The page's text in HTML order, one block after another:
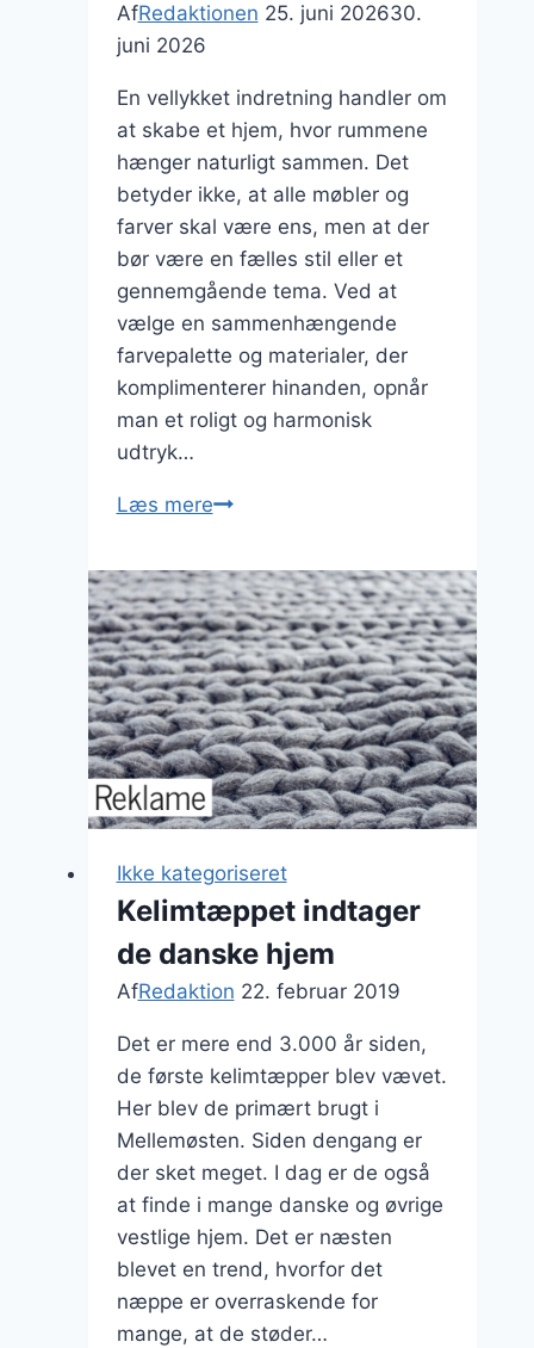
AfRedaktionen 25. juni 202630.
juni 2026
En vellykket indretning handler om
at skabe et hjem, hvor rummene
hænger naturligt sammen. Det
betyder ikke, at alle møbler og
farver skal være ens, men at der
bør være en fælles stil eller et
gennemgående tema. Ved at
vælge en sammenhængende
farvepalette og materialer, der
komplimenterer hinanden, opnår
man et roligt og harmonisk
udtryk…
Læs mereIndretningstips
et
harmonisk
hjem:
skab
en
rød
tråd
i
indretningen
Ikke kategoriseret
Kelimtæppet indtager
de danske hjem
AfRedaktion 22. februar 2019
Det er mere end 3.000 år siden,
de første kelimtæpper blev vævet.
Her blev de primært brugt i
Mellemøsten. Siden dengang er
der sket meget. I dag er de også
at finde i mange danske og øvrige
vestlige hjem. Det er næsten
blevet en trend, hvorfor det
næppe er overraskende for
mange, at de støder…